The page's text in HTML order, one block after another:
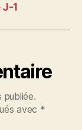
1
publiée.
avec *